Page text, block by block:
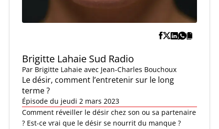
Brigitte Lahaie Sud Radio
Par Brigitte Lahaie avec Jean-Charles Bouchoux
Le désir, comment l’entretenir sur le long
terme ?
Épisode du jeudi 2 mars 2023
Comment réveiller le désir chez son ou sa partenaire
? Est-ce vrai que le désir se nourrit du manque ?